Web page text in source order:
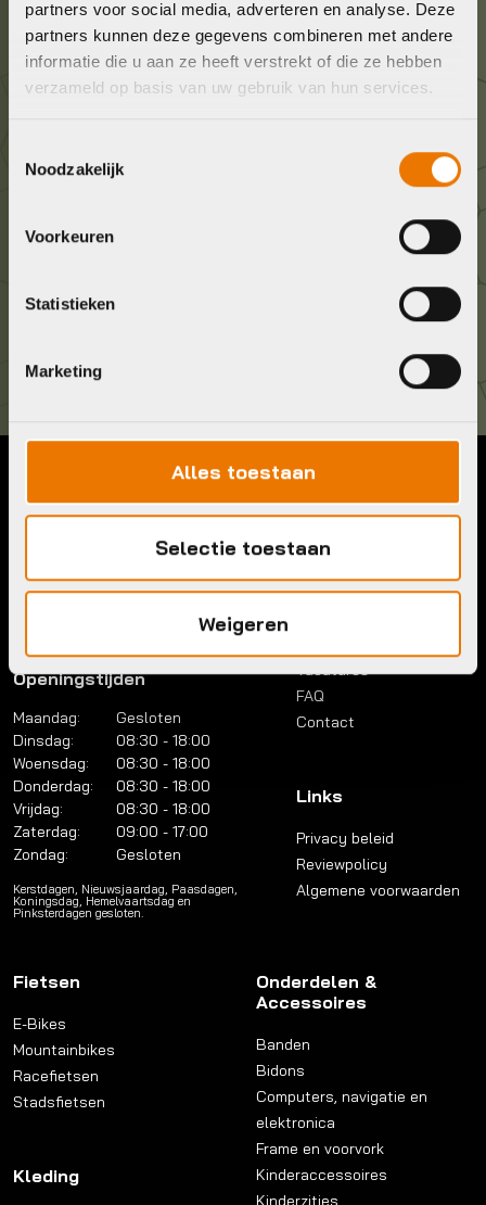
partners voor social media, adverteren en analyse. Deze
partners kunnen deze gegevens combineren met andere
informatie die u aan ze heeft verstrekt of die ze hebben
verzameld op basis van uw gebruik van hun services.
Noodzakelijk
Voorkeuren
Statistieken
Marketing
Alles toestaan
Selectie toestaan
Weigeren
Wij staan voor je klaar! Neem contact op via de
onderstaande gegevens.
Stuur ons een e-mail
036 5304422
Kom langs!
Contact
036 5304422
info@bykestore.nl
Adres:
Brouwerstraat 8B
Openingstijden
Maandag:
Gesloten
Dinsdag:
08:30 - 18:00
Woensdag:
08:30 - 18:00
Donderdag:
08:30 - 18:00
Vrijdag:
08:30 - 18:00
Zaterdag:
09:00 - 17:00
Zondag:
Gesloten
Kerstdagen, Nieuwsjaardag, Paasdagen,
Koningsdag, Hemelvaartsdag en
Pinksterdagen gesloten.
Service pakket
Vacatures
FAQ
Contact
Links
Privacy beleid
Reviewpolicy
Algemene voorwaarden
Fietsen
E-Bikes
Mountainbikes
Racefietsen
Stadsfietsen
Kleding
Onderdelen &
Accessoires
Banden
Bidons
Computers, navigatie en
elektronica
Frame en voorvork
Kinderaccessoires
Kinderzitjes